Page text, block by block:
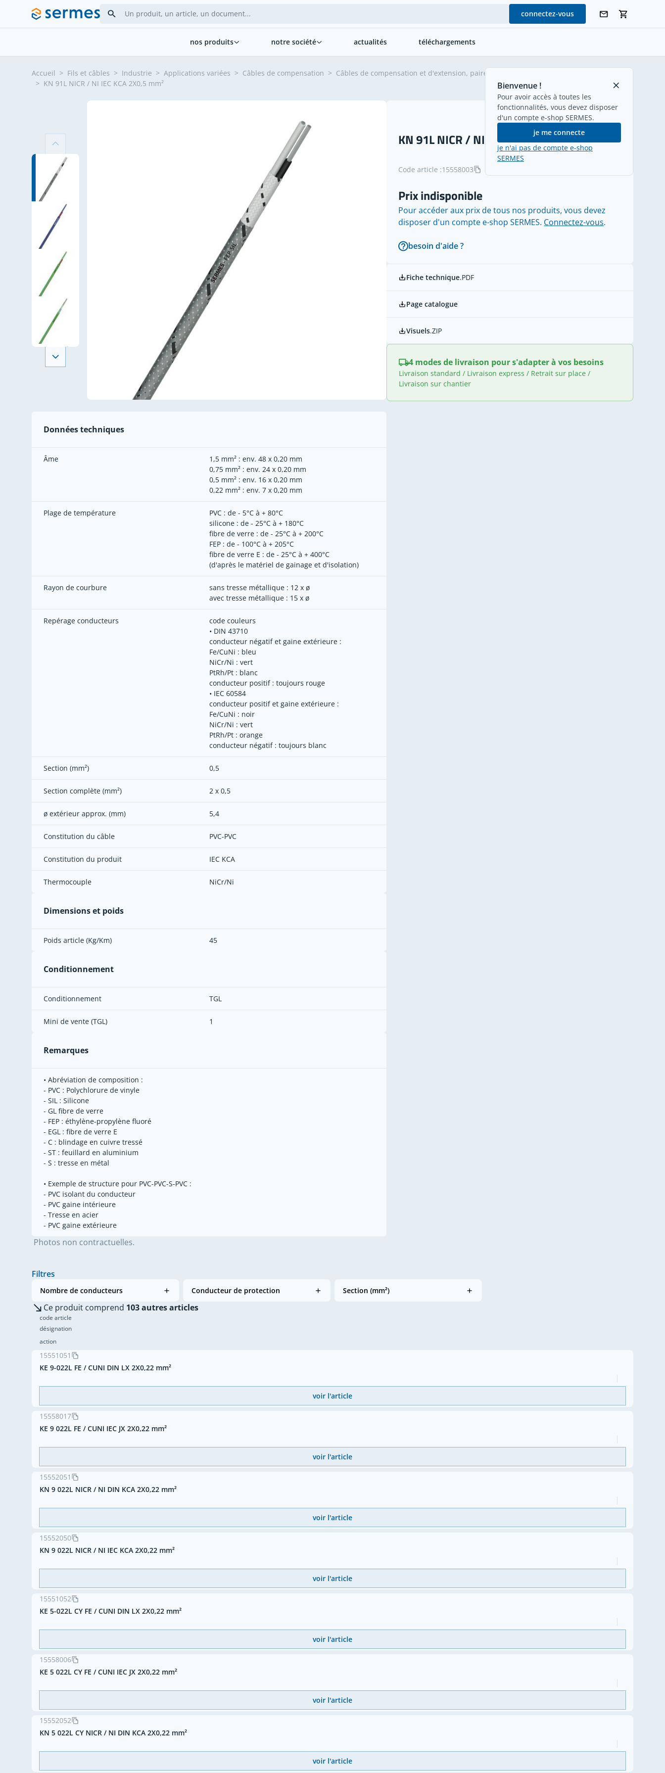
Allez au contenu
connectez-vous
Bienvenue !
Pour avoir accès à toutes les
fonctionnalités, vous devez disposer
d'un compte e-shop SERMES.
je me connecte
je n'ai pas de compte e-shop
SERMES
nos produits notre société actualités téléchargements
Accueil > Fils et câbles > Industrie > Applications variées > Câbles de compensation > Câbles de compensation et d'extension, paires
> KN 91L NICR / NI IEC KCA 2X0,5 mm²
Données techniques
Âme
1,5 mm² : env. 48 x 0,20 mm
0,75 mm² : env. 24 x 0,20 mm
0,5 mm² : env. 16 x 0,20 mm
0,22 mm² : env. 7 x 0,20 mm
Plage de température
PVC : de - 5°C à + 80°C
silicone : de - 25°C à + 180°C
fibre de verre : de - 25°C à + 200°C
FEP : de - 100°C à + 205°C
fibre de verre E : de - 25°C à + 400°C
(d'après le matériel de gainage et d'isolation)
Rayon de courbure
sans tresse métallique : 12 x ø
avec tresse métallique : 15 x ø
Repérage conducteurs
code couleurs
• DIN 43710
conducteur négatif et gaine extérieure :
Fe/CuNi : bleu
NiCr/Ni : vert
PtRh/Pt : blanc
conducteur positif : toujours rouge
• IEC 60584
conducteur positif et gaine extérieure :
Fe/CuNi : noir
NiCr/Ni : vert
PtRh/Pt : orange
conducteur négatif : toujours blanc
Section (mm²) 0,5
Section complète (mm²) 2 x 0,5
ø extérieur approx. (mm) 5,4
Constitution du câble PVC-PVC
Constitution du produit IEC KCA
Thermocouple NiCr/Ni
Dimensions et poids
Poids article (Kg/Km) 45
Conditionnement
Conditionnement TGL
Mini de vente (TGL) 1
Remarques
• Abréviation de composition :
- PVC : Polychlorure de vinyle
- SIL : Silicone
- GL fibre de verre
- FEP : éthylène-propylène fluoré
- EGL : fibre de verre E
- C : blindage en cuivre tressé
- ST : feuillard en aluminium
- S : tresse en métal
• Exemple de structure pour PVC-PVC-S-PVC :
- PVC isolant du conducteur
- PVC gaine intérieure
- Tresse en acier
- PVC gaine extérieure
Photos non contractuelles.
KN 91L NICR / NI IEC KCA 2X0,5 mm²
Code article :15558003
Prix indisponible
Pour accéder aux prix de tous nos produits, vous devez
disposer d'un compte e-shop SERMES. Connectez-vous.
besoin d'aide ?
Fiche technique.PDF
Page catalogue
Visuels.ZIP
4 modes de livraison pour s'adapter à vos besoins
Livraison standard / Livraison express / Retrait sur place /
Livraison sur chantier
Filtres
Nombre de conducteurs Conducteur de protection Section (mm²)
Ce produit comprend 103 autres articles
code article
désignation
action
15551051
KE 9-022L FE / CUNI DIN LX 2X0,22 mm²
voir l'article
15558017
KE 9 022L FE / CUNI IEC JX 2X0,22 mm²
voir l'article
15552051
KN 9 022L NICR / NI DIN KCA 2X0,22 mm²
voir l'article
15552050
KN 9 022L NICR / NI IEC KCA 2X0,22 mm²
voir l'article
15551052
KE 5-022L CY FE / CUNI DIN LX 2X0,22 mm²
voir l'article
15558006
KE 5 022L CY FE / CUNI IEC JX 2X0,22 mm²
voir l'article
15552052
KN 5 022L CY NICR / NI DIN KCA 2X0,22 mm²
voir l'article